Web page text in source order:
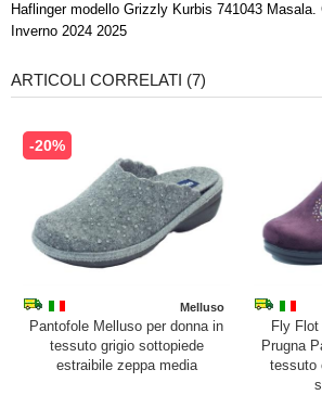
Haflinger modello Grizzly Kurbis 741043 Masala.
Inverno 2024 2025
ARTICOLI CORRELATI (7)
-20%
Melluso
Pantofole Melluso per donna in
tessuto grigio sottopiede
estraibile zeppa media
Fly
Prugna
tessuto